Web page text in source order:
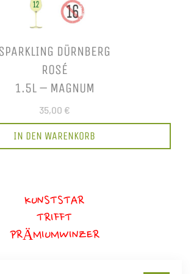
DÜRNBERG
ROSÉ
1.5L – MAGNUM
35,00 €
IN DEN WARENKORB
KUNSTSTAR
TRIFFT
PRÄMIUMWINZER